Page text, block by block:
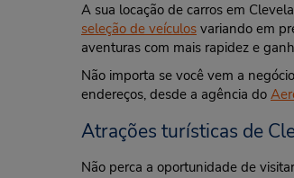
A sua locação de carros em
seleção de veículos variando em
aventuras com mais rapidez e
Não importa se você vem a
endereços, desde a agência do
Atrações turísticas de
Não perca a oportunidade de